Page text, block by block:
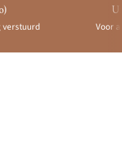
verstuurd Voor